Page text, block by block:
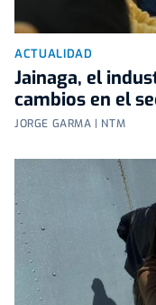
ACTUALIDAD
Jainaga, el
cambios en el
JORGE GARMA | NTM